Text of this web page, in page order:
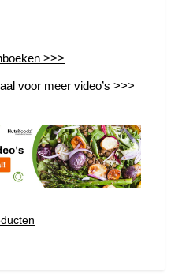
>>>
voor meer video’s >>>